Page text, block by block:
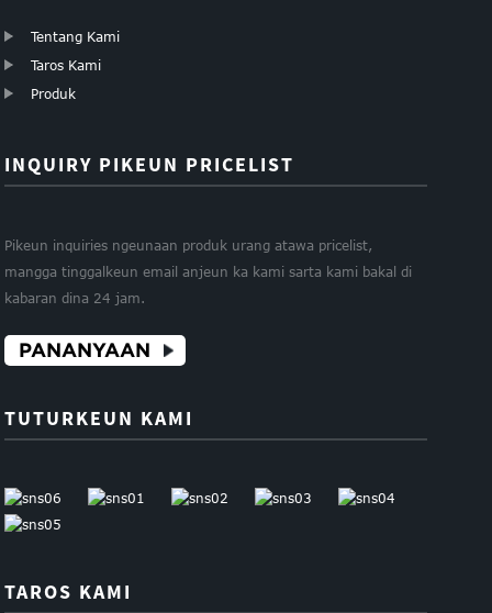
Tentang Kami
Taros Kami
Produk
INQUIRY PIKEUN PRICELIST
Pikeun inquiries ngeunaan produk urang atawa pricelist,
mangga tinggalkeun email anjeun ka kami sarta kami bakal di
kabaran dina 24 jam.
PANANYAAN
TUTURKEUN KAMI
TAROS KAMI